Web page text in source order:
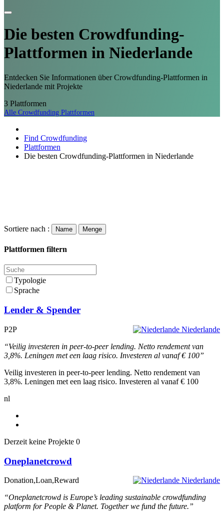
Die besten Crowdfunding-
Plattformen in Niederlande
Entdecken Sie Informationen über Crowdfunding-Plattformen in
Niederlande mit Projekte
3 Plattformen
Alle Crowdfunding Plattformen
Find Crowdfunding
Plattformen
Die besten Crowdfunding-Plattformen in Niederlande
Sortiere nach : Name Menge
Plattformen filtern
Typologie
Sprache
Lender & Spender
Niederlande
P2P
“Veilig investeren in peer-to-peer lending. Netto rendement van
3,8%. Leningen met een laag risico. Investeren al vanaf € 100”
Veilig investeren in peer-to-peer lending. Netto rendement van
3,8%. Leningen met een laag risico. Investeren al vanaf € 100
nl
Derzeit keine Projekte 0
Oneplanetcrowd
Niederlande
Donation,Loan,Reward
“Oneplanetcrowd is Europe’s leading sustainable crowdfunding
platform for People & Planet. Together we fund the future.”